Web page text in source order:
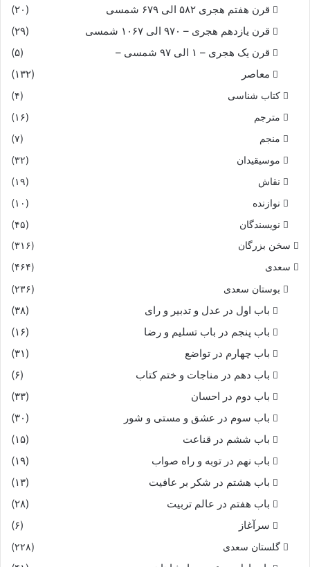
قرن هفتم هجری ۵۸۲ الی ۶۷۹ شمسی
(۲۰)
قرن یازدهم هجری – ۹۷۰ الی ۱۰۶۷ شمسی
(۲۹)
قرن یک هجری – ۱ الی ۹۷ شمسی –
(۵)
معاصر
(۱۳۲)
کتاب شناسی
(۴)
مترجم
(۱۶)
منجم
(۷)
موسیقیدان
(۳۲)
نقاش
(۱۹)
نوازنده
(۱۰)
نویسندگان
(۴۵)
سخن بزرگان
(۳۱۶)
سعدی
(۴۶۴)
بوستان سعدی (۲۳۶)
باب اول در عدل و تدبیر و رای
(۳۸)
باب پنجم در باب تسلیم و رضا
(۱۶)
باب چهارم در تواضع
(۳۱)
باب دهم در مناجات و ختم کتاب
(۶)
باب دوم در احسان
(۳۳)
باب سوم در عشق و مستی و شور
(۳۰)
باب ششم در قناعت
(۱۵)
باب نهم در توبه و راه صواب
(۱۹)
باب هشتم در شکر بر عافیت
(۱۳)
باب هفتم در عالم تربیت
(۲۸)
سرآغاز
(۶)
گلستان سعدی (۲۲۸)